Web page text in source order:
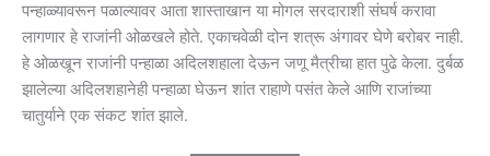
पन्हाळ्यावरून पळाल्यावर आता शास्ताखान या मोगल सरदाराशी संघर्ष करावा
लागणार हे राजांनी ओळखले होते. एकाचवेळी दोन शत्रू अंगावर घेणे बरोबर नाही.
हे ओळखून राजांनी पन्हाळा अदिलशहाला देऊन जणू मैत्रीचा हात पुढे केला. दुर्बळ
झालेल्या अदिलशहानेही पन्हाळा घेऊन शांत राहाणे पसंत केले आणि राजांच्या
चातुर्याने एक संकट शांत झाले.